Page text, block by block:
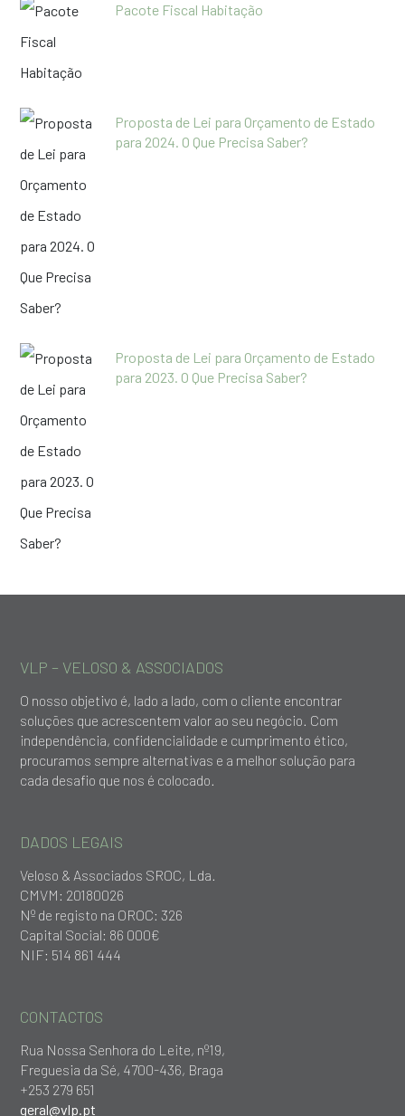
Pacote Fiscal Habitação
Proposta de Lei para Orçamento de Estado
para 2024. O Que Precisa Saber?
Proposta de Lei para Orçamento de Estado
para 2023. O Que Precisa Saber?
VLP – VELOSO & ASSOCIADOS
O nosso objetivo é, lado a lado, com o cliente encontrar
soluções que acrescentem valor ao seu negócio. Com
independência, confidencialidade e cumprimento ético,
procuramos sempre alternativas e a melhor solução para
cada desafio que nos é colocado.
DADOS LEGAIS
Veloso & Associados SROC, Lda.
CMVM: 20180026
Nº de registo na OROC: 326
Capital Social: 86 000€
NIF: 514 861 444
CONTACTOS
Rua Nossa Senhora do Leite, nº19,
Freguesia da Sé, 4700-436, Braga
+253 279 651
geral@vlp.pt